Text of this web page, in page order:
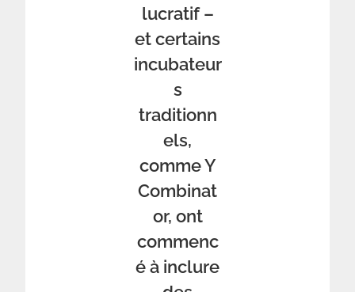
lucratif –
et certains
incubateur
s
traditionn
els,
comme Y
Combinat
or, ont
commenc
é à inclure